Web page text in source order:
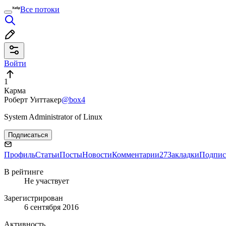
Все потоки
Войти
1
Карма
Роберт Уиттакер@box4
System Administrator of Linux
Подписаться
ПрофильСтатьиПостыНовостиКомментарии27Закладки
В рейтинге
Не участвует
Зарегистрирован
6 сентября 2016
Активность